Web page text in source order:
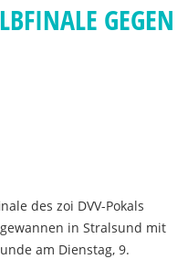
GEGEN
des zoi DVV-Pokals
in Stralsund mit
am Dienstag, 9.